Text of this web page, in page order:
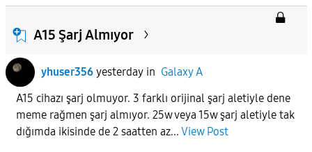
A15 Şarj Almıyor
yhuser356 yesterdayin Galaxy A
A15 cihazı şarj olmuyor. 3 farklı orijinal şarj aletiyle dene
meme rağmen şarj almıyor. 25w veya 15w şarj aletiyle tak
dığımda ikisinde de 2 saatten az... View Post